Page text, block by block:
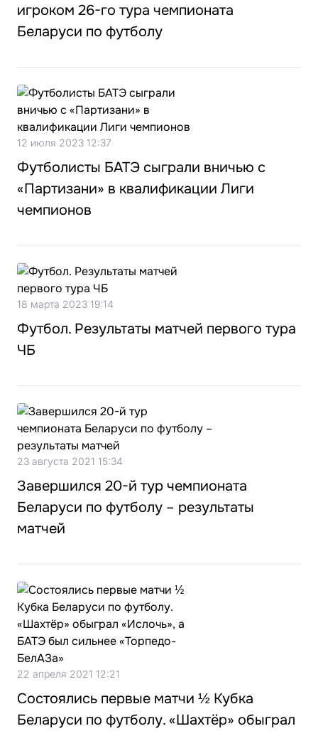
игроком 26-го тура чемпионата
Беларуси по футболу
12 июля 2023 12:37
Футболисты БАТЭ сыграли вничью с
«Партизани» в квалификации Лиги
чемпионов
18 марта 2023 19:14
Футбол. Результаты матчей первого тура
ЧБ
23 августа 2021 15:34
Завершился 20-й тур чемпионата
Беларуси по футболу – результаты
матчей
22 апреля 2021 12:21
Состоялись первые матчи ½ Кубка
Беларуси по футболу. «Шахтёр» обыграл